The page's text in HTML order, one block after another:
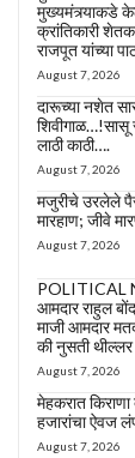
मुख्यमंत्र्याकडे
क्रांतिकारी
राजपूत यांच्या
August 7, 2026
दारूच्या नशेत
शिवीगाळ…!सासू
लाठी काठी….
August 7, 2026
मजुरीचे उरलेले
मारहाण; जीवे
August 7, 2026
POLITICAL
आमदार राहुल
माजी आमदार
की नुसती थील्लर
August 7, 2026
मेहकरात
हजारांचा ऐवज
August 7, 2026